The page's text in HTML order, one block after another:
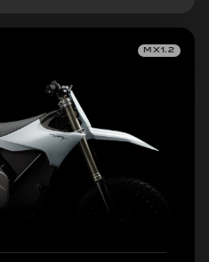
MX1.2